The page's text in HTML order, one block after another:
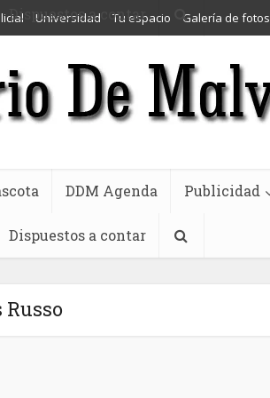
Dispuestos a contar
Universidad Tu espacio Galería de fotos
DDM Agenda Publicidad
Dispuestos a contar